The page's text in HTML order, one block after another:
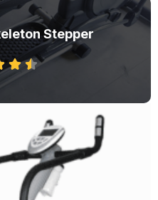
Stepper